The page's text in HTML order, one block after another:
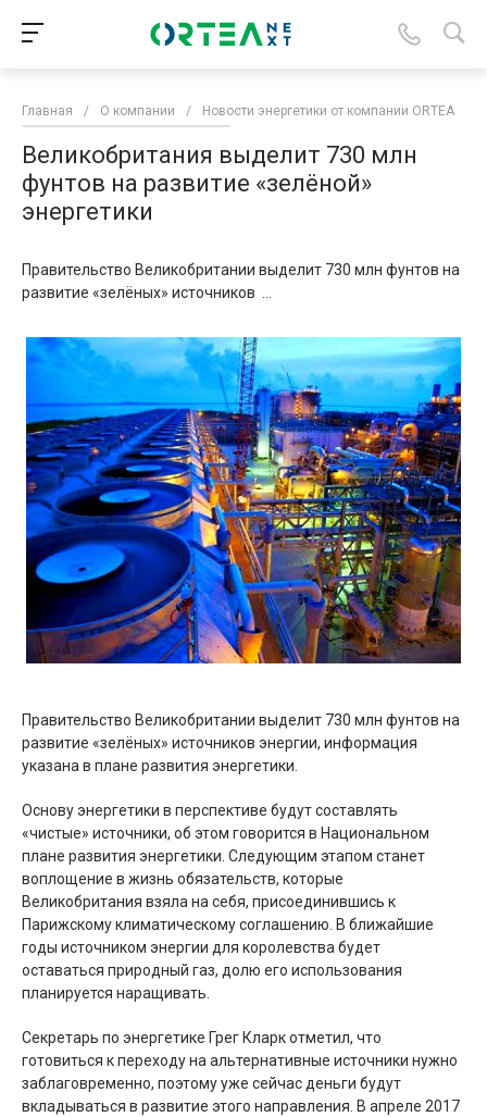
Главная / О компании / Новости энергетики от компании ORTEA
Великобритания выделит 730 млн
фунтов на развитие «зелёной»
энергетики
Правительство Великобритании выделит 730 млн фунтов на
развитие «зелёных» источников ...
Правительство Великобритании выделит 730 млн фунтов на
развитие «зелёных» источников энергии, информация
указана в плане развития энергетики.
Основу энергетики в перспективе будут составлять
«чистые» источники, об этом говорится в Национальном
плане развития энергетики. Следующим этапом станет
воплощение в жизнь обязательств, которые
Великобритания взяла на себя, присоединившись к
Парижскому климатическому соглашению. В ближайшие
годы источником энергии для королевства будет
оставаться природный газ, долю его использования
планируется наращивать.
Секретарь по энергетике Грег Кларк отметил, что
готовиться к переходу на альтернативные источники нужно
заблаговременно, поэтому уже сейчас деньги будут
вкладываться в развитие этого направления. В апреле 2017